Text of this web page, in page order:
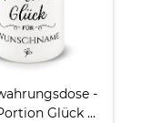
-
Glück -